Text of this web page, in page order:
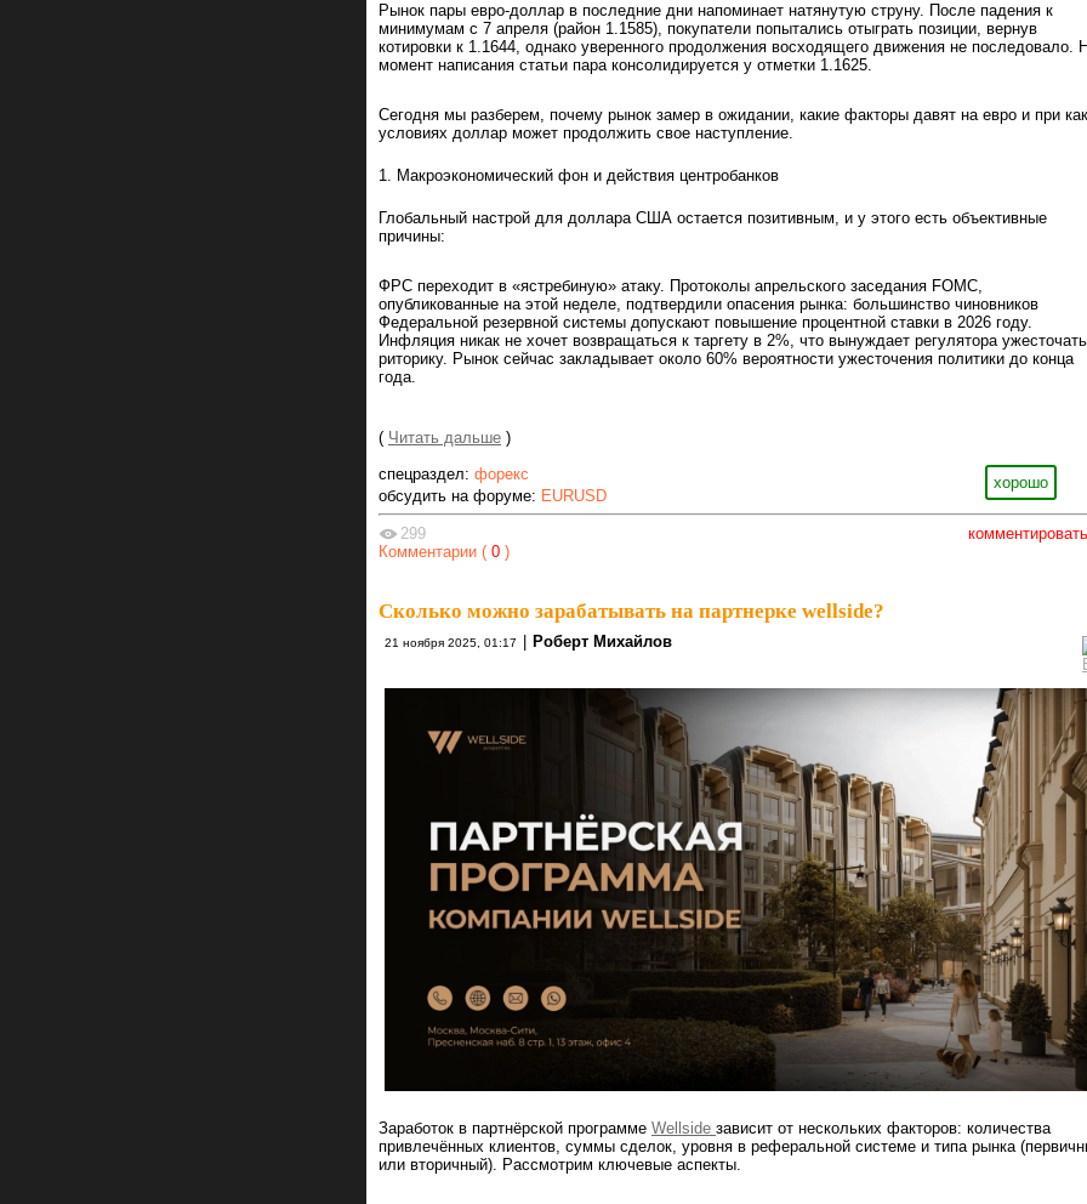
Рынок пары евро-доллар в последние дни напоминает натянутую струну. После падения к
минимумам с 7 апреля (район 1.1585), покупатели попытались отыграть позиции, вернув
котировки к 1.1644, однако уверенного продолжения восходящего движения не последовало.
момент написания статьи пара консолидируется у отметки 1.1625.
Сегодня мы разберем, почему рынок замер в ожидании, какие факторы давят на евро и при
условиях доллар может продолжить свое наступление.
1. Макроэкономический фон и действия центробанков
Глобальный настрой для доллара США остается позитивным, и у этого есть объективные
причины:
ФРС переходит в «ястребиную» атаку. Протоколы апрельского заседания FOMC,
опубликованные на этой неделе, подтвердили опасения рынка: большинство чиновников
Федеральной резервной системы допускают повышение процентной ставки в 2026 году.
Инфляция никак не хочет возвращаться к таргету в 2%, что вынуждает регулятора ужесточать
риторику. Рынок сейчас закладывает около 60% вероятности ужесточения политики до конца
года.
( Читать дальше )
хорошо
спецраздел: форекс
обсудить на форуме: EURUSD
комментировать
299
Комментарии ( 0 )
Сколько можно зарабатывать на партнерке wellside?
21 ноября 2025, 01:17 | Роберт Михайлов
Заработок в партнёрской программе Wellside зависит от нескольких факторов: количества
привлечённых клиентов, суммы сделок, уровня в реферальной системе и типа рынка
или вторичный). Рассмотрим ключевые аспекты.